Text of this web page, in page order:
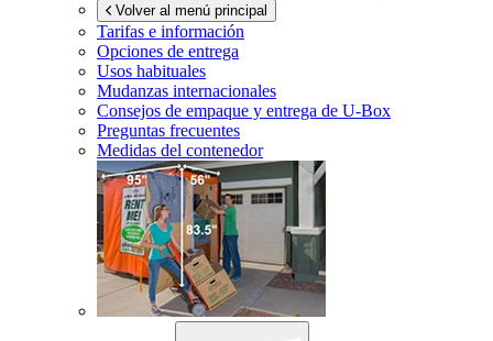
Volver al menú principal
Tarifas e información
Opciones de entrega
Usos habituales
Mudanzas internacionales
Consejos de empaque y entrega de U-Box
Preguntas frecuentes
Medidas del contenedor